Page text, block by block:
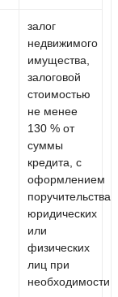
залог
недвижимого
имущества,
залоговой
стоимостью
не менее
130 % от
суммы
кредита , с
оформлением
поручительства
юридических
или
физических
лиц при
необходимости